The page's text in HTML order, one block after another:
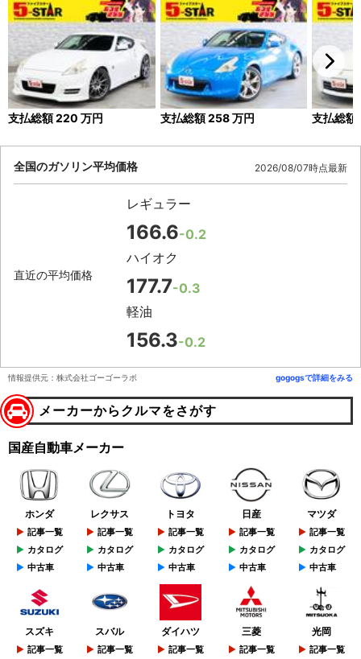
支払総額220 万円 支払総額258万円 支払総額
全国のガソリン平均価格 2026/08/07時点最新
直近の平均価格
レギュラー
166.6-0.2
ハイオク
177.7-0.3
軽油
156.3-0.2
情報提供元：株式会社ゴーゴーラボ gogogsで詳細をみる
メーカーからクルマをさがす
国産自動車メーカー
ホンダ
記事一覧
カタログ
中古車
レクサス
記事一覧
カタログ
中古車
トヨタ
記事一覧
カタログ
中古車
日産
記事一覧
カタログ
中古車
マツダ
記事一覧
カタログ
中古車
スズキ
記事一覧
スバル
記事一覧
ダイハツ
記事一覧
三菱
記事一覧
光岡
記事一覧